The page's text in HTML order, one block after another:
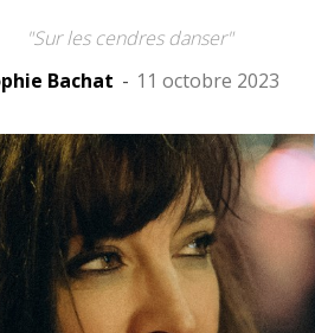
"Sur les cendres danser"
Bachat - 11 octobre 2023